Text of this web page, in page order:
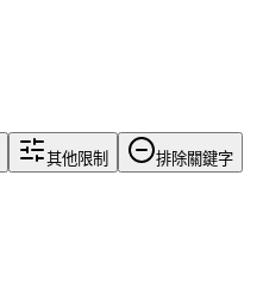
其他限制 排除關鍵字